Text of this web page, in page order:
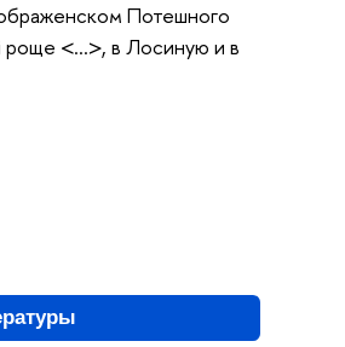
Потешного
роще <…>, в Лосиную и в